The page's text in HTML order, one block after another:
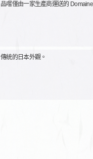
品嚐僅由一家生產商運送的
傳統的日本外觀。